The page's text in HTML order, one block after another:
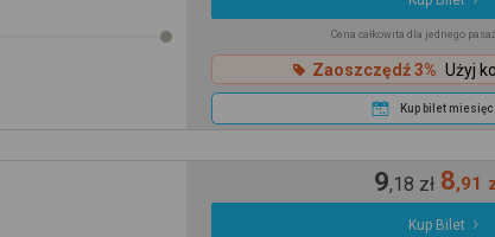
Cena całkowita dla jednego
Zaoszczędź 3% Użyj
Kup bilet
9,18 zł 8,91
Kup Bilet